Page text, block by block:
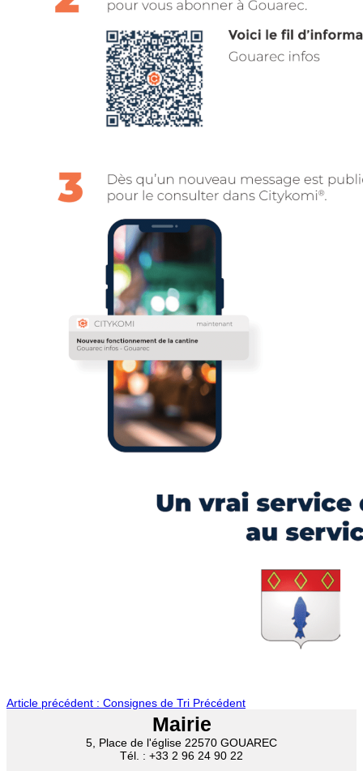
Article précédent : Consignes de Tri Précédent
Mairie
5, Place de l'église 22570 GOUAREC
Tél. : +33 2 96 24 90 22